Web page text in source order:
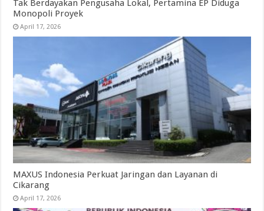
Tak Berdayakan Pengusaha Lokal, Pertamina EP Diduga
Monopoli Proyek
April 17, 2026
MAXUS Indonesia Perkuat Jaringan dan Layanan di
Cikarang
April 17, 2026